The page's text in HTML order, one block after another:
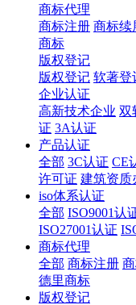
商标代理
商标注册 商标续
商标
版权登记
版权登记 软著登
企业认证
高新技术企业 双
证 3A认证
产品认证
全部 3C认证 CE
许可证 建筑资质
iso体系认证
全部 ISO9001认
ISO27001认证
商标代理
全部 商标注册
德里商标
版权登记